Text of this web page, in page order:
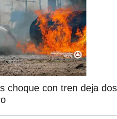
choque con tren deja dos